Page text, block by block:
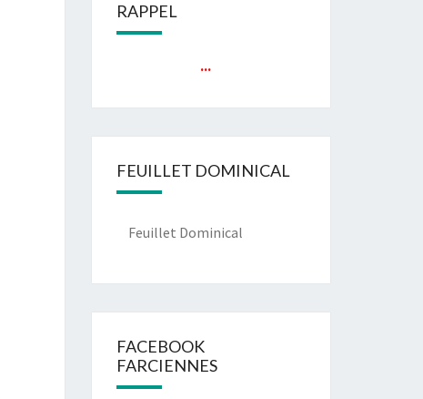
RAPPEL
FEUILLET DOMINICAL
Feuillet Dominical
FACEBOOK
FARCIENNES